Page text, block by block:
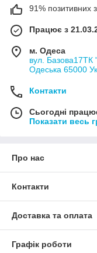
91% позитивних з
Працює з
м. Одеса
вул.
Одеська 65000
Контакти
Сьогодні
Показати весь
Про нас
Контакти
Доставка та оплата
Графік роботи